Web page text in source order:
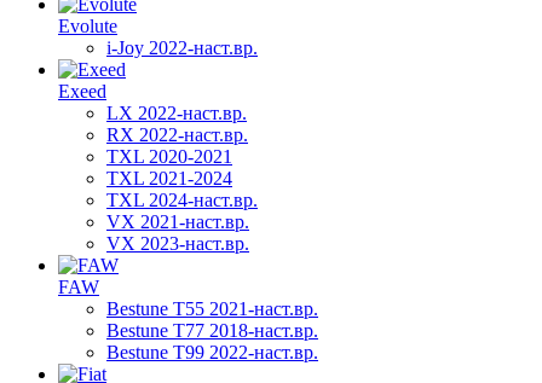
Evolute
i-Joy 2022-наст.вр.
Exeed
LX 2022-наст.вр.
RX 2022-наст.вр.
TXL 2020-2021
TXL 2021-2024
TXL 2024-наст.вр.
VX 2021-наст.вр.
VX 2023-наст.вр.
FAW
Bestune T55 2021-наст.вр.
Bestune T77 2018-наст.вр.
Bestune T99 2022-наст.вр.